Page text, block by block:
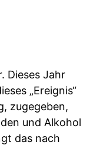
Dieses Jahr
„Ereignis“
zugegeben,
und Alkohol
das nach